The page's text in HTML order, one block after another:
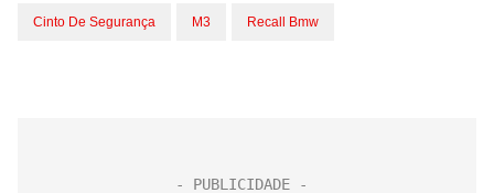
Cinto De Segurança M3 Recall Bmw